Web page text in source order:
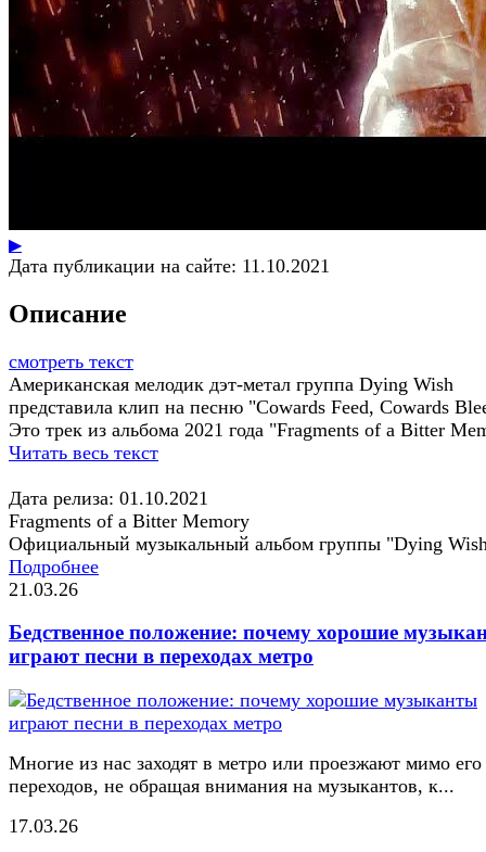
▶
Дата публикации на сайте: 11.10.2021
Описание
смотреть текст
Американская мелодик дэт-метал группа Dying Wish
представила клип на песню "Cowards Feed, Cowards
Это трек из альбома 2021 года "Fragments of a Bitter
Читать весь текст
Дата релиза: 01.10.2021
Fragments of a Bitter Memory
Официальный музыкальный альбом группы "Dying
Подробнее
21.03.26
Бедственное положение: почему хорошие
играют песни в переходах метро
Многие из нас заходят в метро или проезжают мимо его
переходов, не обращая внимания на музыкантов, к...
17.03.26